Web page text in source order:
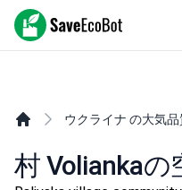
SaveEcoBot
ウクライナ の大気品
村 Voliankaの